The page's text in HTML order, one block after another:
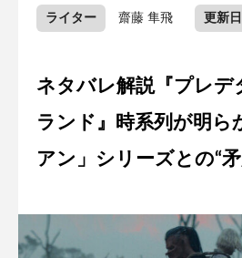
ライター 齋藤 隼飛 更新日
ネタバレ解説『プレデ
ランド』時系列が明ら
アン」シリーズとの“